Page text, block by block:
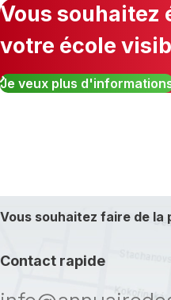
Vous souhaitez
votre école
Je veux plus
Vous souhaitez faire de
Contact rapide